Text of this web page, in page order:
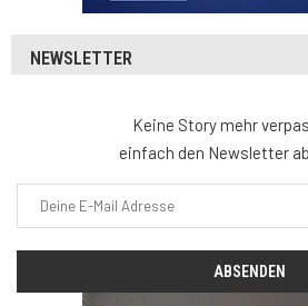
NEWSLETTER
Keine Story mehr
einfach den Newsletter